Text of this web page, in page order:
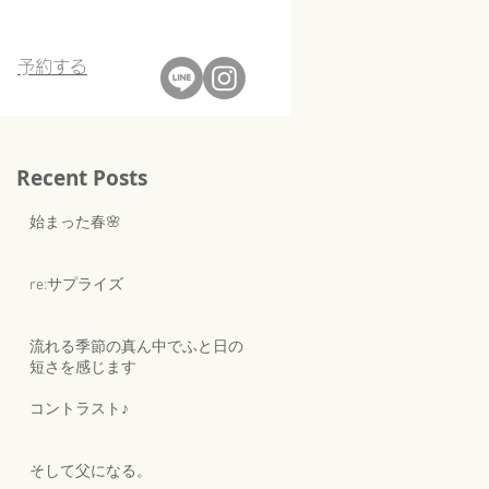
​予約する
Recent Posts
始まった春🌸
re:サプライズ
流れる季節の真ん中でふと日の
短さを感じます
コントラスト♪
そして父になる。